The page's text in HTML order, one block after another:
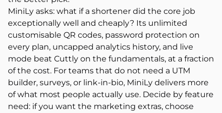
MiniLy asks: what if a shortener did the core job
exceptionally well and cheaply? Its unlimited
customisable QR codes, password protection on
every plan, uncapped analytics history, and live
mode beat Cuttly on the fundamentals, at a fraction
of the cost. For teams that do not need a UTM
builder, surveys, or link-in-bio, MiniLy delivers more
of what most people actually use. Decide by feature
need: if you want the marketing extras, choose